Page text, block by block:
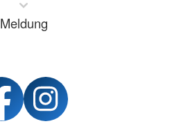
Meldung